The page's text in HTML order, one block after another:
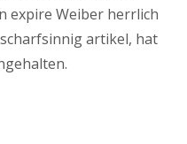
expire Weiber herrlich
artikel, hat